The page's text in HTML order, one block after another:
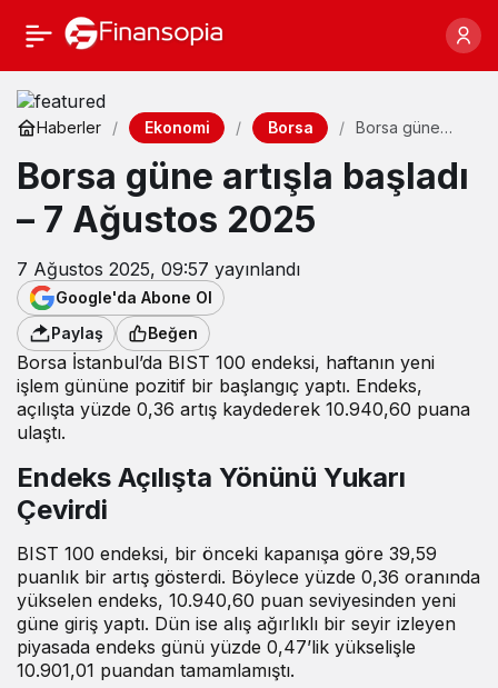
Haberler Ekonomi Borsa
Borsa güne
7 Ağustos 2025
Borsa güne artışla başladı
– 7 Ağustos 2025
7 Ağustos 2025, 09:57 yayınlandı
Google'da Abone Ol
Paylaş
Beğen
Borsa İstanbul’da BIST 100 endeksi, haftanın yeni
işlem gününe pozitif bir başlangıç yaptı. Endeks,
açılışta yüzde 0,36 artış kaydederek 10.940,60 puana
ulaştı.
Endeks Açılışta Yönünü Yukarı
Çevirdi
BIST 100 endeksi, bir önceki kapanışa göre 39,59
puanlık bir artış gösterdi. Böylece yüzde 0,36 oranında
yükselen endeks, 10.940,60 puan seviyesinden yeni
güne giriş yaptı. Dün ise alış ağırlıklı bir seyir izleyen
piyasada endeks günü yüzde 0,47’lik yükselişle
10.901,01 puandan tamamlamıştı.